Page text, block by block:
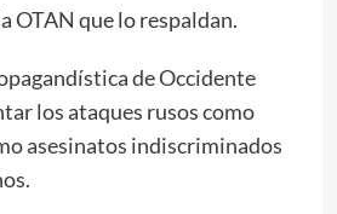
OTAN que lo respaldan.
de Occidente
los ataques rusos como
asesinatos indiscriminados